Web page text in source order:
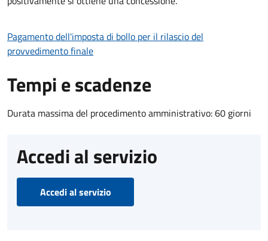
Pagamento dell'imposta di bollo per il rilascio del
provvedimento finale
Tempi e scadenze
Durata massima del procedimento amministrativo: 60 giorni
Accedi al servizio
Accedi al servizio